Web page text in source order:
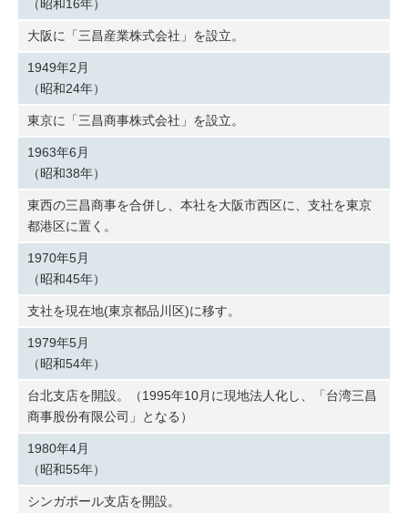
（昭和16年）
大阪に「三昌産業株式会社」を設立。
1949年2月
（昭和24年）
東京に「三昌商事株式会社」を設立。
1963年6月
（昭和38年）
東西の三昌商事を合併し、本社を大阪市西区に、支社を東京
都港区に置く。
1970年5月
（昭和45年）
支社を現在地(東京都品川区)に移す。
1979年5月
（昭和54年）
台北支店を開設。（1995年10月に現地法人化し、「台湾三昌
商事股份有限公司」となる）
1980年4月
（昭和55年）
シンガポール支店を開設。